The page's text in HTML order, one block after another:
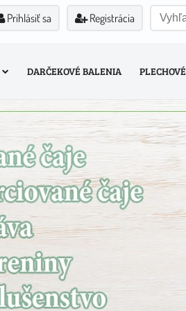
Prihlásiť sa Registrácia
DARČEKOVÉ BALENIA